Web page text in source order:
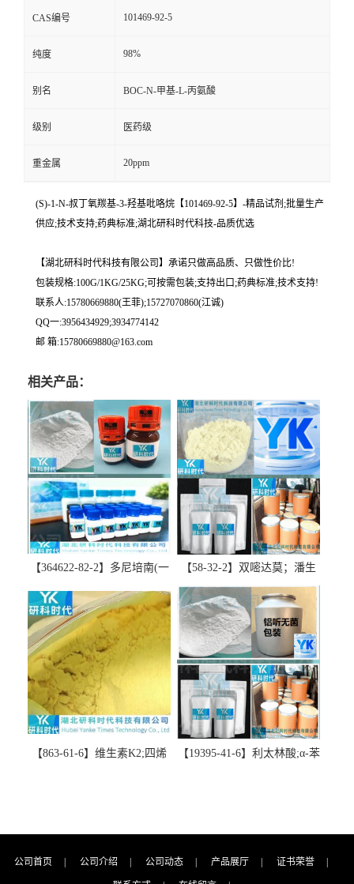
CAS编号 101469-92-5
纯度 98%
别名 BOC-N-甲基-L-丙氨酸
级别 医药级
重金属 20ppm
(S)-1-N-叔丁氧羰基-3-羟基吡咯烷【101469-92-5】-精品试剂;批量生产
供应;技术支持;药典标准;湖北研科时代科技-品质优选
【湖北研科时代科技有限公司】承诺只做高品质、只做性价比!
包装规格:100G/1KG/25KG;可按需包装;支持出口;药典标准;技术支持!
联系人:15780669880(王菲);15727070860(江诚)
QQ一:3956434929;3934774142
邮 箱:15780669880@163.com
相关产品：
【364622-82-2】多尼培南(一
精品科研试剂-湖北研科时代
科技-“研”无止境;“科”学创
新！支持三方验证；支持定
制；检测图谱；MSDS等技术
支持！
【58-32-2】双嘧达莫；潘生
丁-精品科研试剂-湖北研科时
代科技-“研”无止境;“科”学创
新！支持三方验证；支持定
制；检测图谱；MSDS等技术
支持！
【863-61-6】维生素K2;四烯
方验证 -业务咨询联系-王菲
【19395-41-6】利太林酸;α-苯
持三方验证；支持定制；检
公司首页 公司介绍 公司动态 产品展厅 证书荣誉